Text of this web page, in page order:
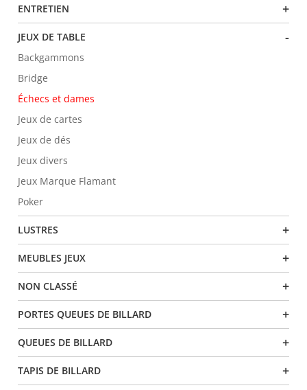
ENTRETIEN +
JEUX DE TABLE -
Backgammons
Bridge
Échecs et dames
Jeux de cartes
Jeux de dés
Jeux divers
Jeux Marque Flamant
Poker
LUSTRES +
MEUBLES JEUX +
NON CLASSÉ +
PORTES QUEUES DE BILLARD +
QUEUES DE BILLARD +
TAPIS DE BILLARD +